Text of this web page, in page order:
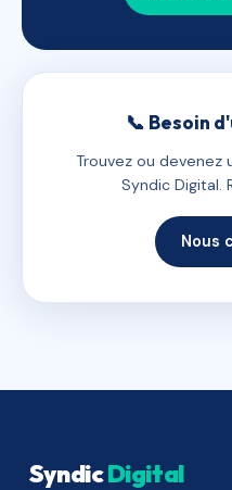
📞 Besoin
Trouvez ou devenez
Syndic Digital.
Nous
SyndicDigital